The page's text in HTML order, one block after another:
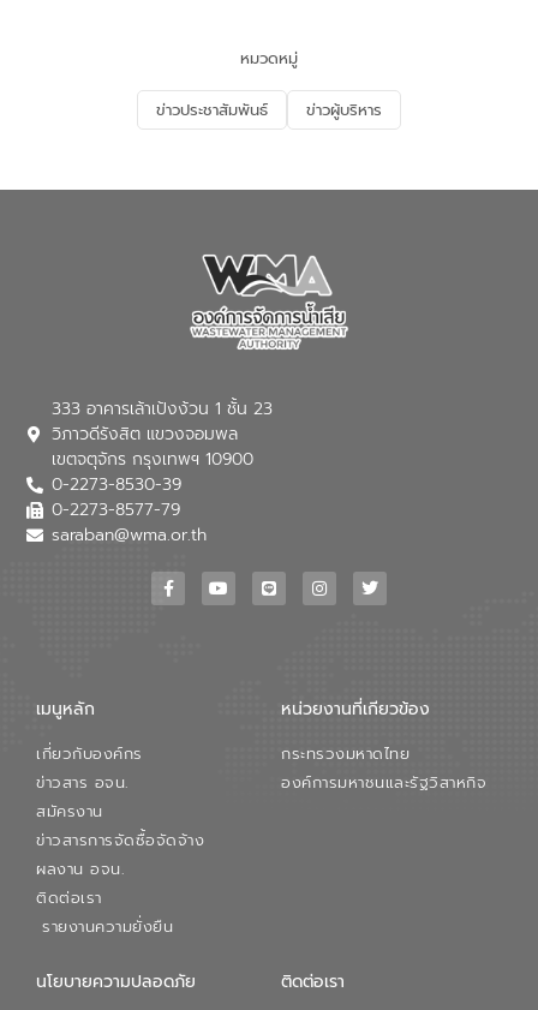
ด้านน้ำของประเทศ และเตรียมความพร้อม
รองรับการเติบโตของเมือง รวมถึงการ
ลงทุนในอุตสาหกรรมแห่งอนาคต ตลอดจน
มุ่งตอบโจทย์ความท้าทายจากวิกฤตการ
ในครั้งนี้เป็นการดึงจุดแข็งและความ
(อจน.) มาผสานกับประสบการณ์และ
เทคโนโลยีโครงข่ายน้ำครบวงจรในพื้นที่ EEC
ของอีสท์ วอเตอร์ เพื่อร่วมกันศึกษา
เทคโนโลยีการปรับปรุงคุณภาพน้ำ (Water
Reuse) และพัฒนารูปแบบการดำเนินงาน
ใช้น้ำที่พุ่งสูงขึ้นจากการขยายตัวของ
การองค์การจัดการน้ำเสีย กล่าวถึงภารกิจ
เพื่อสนับสนุนการพัฒนาเมืองอย่างยั่งยืน
ขณะที่ นายบดินทร์ อุดล กรรมการผู้อำนวย
สมดุลทางเศรษฐกิจและสิ่งแวดล้อมได้อย่าง
ภาคเอกชนในครั้งนี้ นับเป็นก้าวสำคัญของ
องค์การจัดการน้ำเสีย (อจน.) ในการร่วมวาง
หมวดหมู่
ข่าวประชาสัมพันธ์ ข่าวผู้บริหาร
333 อาคารเล้าเป้งง้วน 1 ชั้น 23
วิภาวดีรังสิต แขวงจอมพล
เขตจตุจักร กรุงเทพฯ 10900
0-2273-8530-39
0-2273-8577-79
saraban@wma.or.th
เมนูหลัก
เกี่ยวกับองค์กร
ข่าวสาร อจน.
สมัครงาน
ข่าวสารการจัดซื้อจัดจ้าง
ผลงาน อจน.
ติดต่อเรา
รายงานความยั่งยืน
หน่วยงานที่เกียวข้อง
กระทรวงมหาดไทย
องค์การมหาชนและรัฐวิสาหกิจ
นโยบายความปลอดภัย ติดต่อเรา